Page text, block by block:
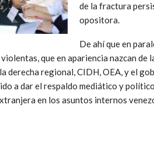
de la fractura
opositora.
De ahí que en
que en apariencia nazcan de
derecha regional, CIDH, OEA, y el
a dar el respaldo mediático y
en los asuntos internos